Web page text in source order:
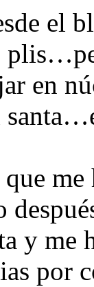
el
en
y
por